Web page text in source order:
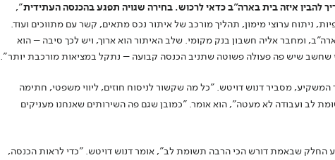
להבין איזה בית בארה"ב כדאי לרכוש. בחירה שגויה תפגע בהכנסה העתידית",
ניתוח ערוצי מימון, תהליך מורכב של איתור נכס מתאים, קשר עם מתווכים ועוד.
ומחבר אליה חשבון בנק מקומי. שלב האיתור הוא ארוך, ויש לכך סיבה – הוא
שחשב שיש פה פעולה פשוטה שתניב הכנסה קבועה – נתקל במציאות מורכבת יותר".
מסביר דנוש דויטש. "כל מה שקשור לניסוח חוזים, ליווי משפטי, חתימה
לב ועבודה לא מעטה", הוא אומר. "כמובן שגם פה השירותים שאנחנו מעניקים
החלק שבאמת דורש הכי הרבה תשומת לב", אומר דנוש דויטש. "כדי לראות הכנסה,